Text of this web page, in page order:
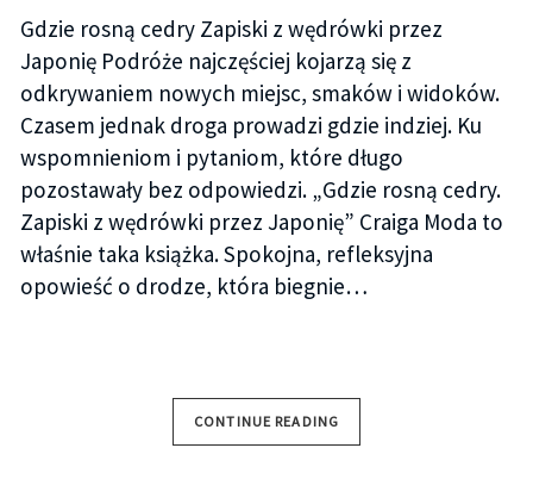
Gdzie rosną cedry Zapiski z wędrówki przez
Japonię Podróże najczęściej kojarzą się z
odkrywaniem nowych miejsc, smaków i widoków.
Czasem jednak droga prowadzi gdzie indziej. Ku
wspomnieniom i pytaniom, które długo
pozostawały bez odpowiedzi. „Gdzie rosną cedry.
Zapiski z wędrówki przez Japonię” Craiga Moda to
właśnie taka książka. Spokojna, refleksyjna
opowieść o drodze, która biegnie…
CONTINUE READING